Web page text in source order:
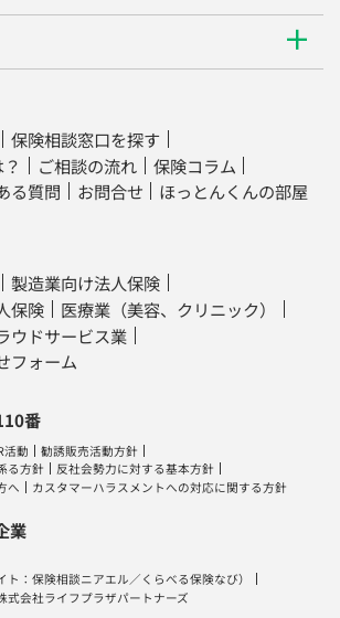
保険相談窓口を探す
ご相談の流れ
保険コラム
る質問 お問合せ ほっとんくんの部屋
製造業向け法人保険
保険
医療業（美容、クリニック）
ウドサービス業
フォーム
番
活動
勧誘販売活動方針
る方針
反社会勢力に対する基本方針
へ
カスタマーハラスメントへの対応に関する方針
業
ト：保険相談ニアエル／ くらべる保険なび）
式会社ライフプラザパートナーズ